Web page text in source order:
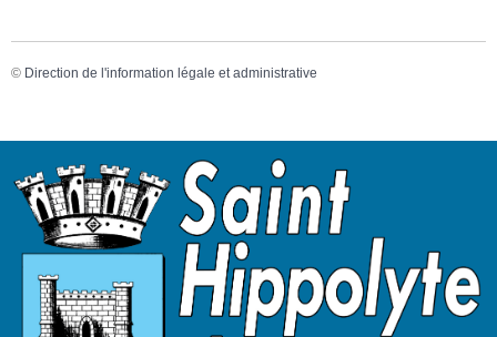
© Direction de l'information légale et administrative